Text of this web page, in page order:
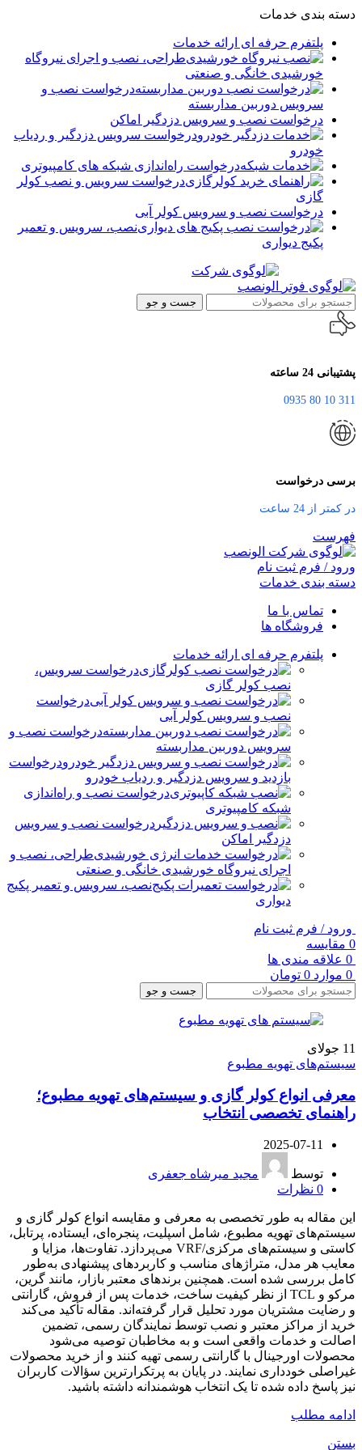
دسته بندی خدمات
پلتفرم حرفه ای ارائه خدمات
طراحی، نصب و اجرای نیروگاه
خورشیدی خانگی و صنعتی
درخواست نصب و
سرویس دوربین مداربسته
درخواست نصب و سرویس دزدگیر اماکن
درخواست سرویس دزدگیر و ردیاب
خودرو
درخواست راه‌اندازی شبکه های کامپیوتری
درخواست سرویس و نصب کولر
گازی
درخواست نصب و سرویس کولر آبی
نصب، سرویس و تعمیر
پکیج دیواری
جست و جو
پشتیبانی 24 ساعته
311 10 80 0935
برسی درخواست
در کمتر از 24 ساعت
فهرست
ورود / فرم ثبت نام
دسته بندی خدمات
تماس با ما
فروشگاه ها
پلتفرم حرفه ای ارائه خدمات
درخواست سرویس،
نصب کولر گازی
درخواست
نصب و سرویس کولر آبی
درخواست نصب و
سرویس دوربین مداربسته
درخواست
بازدید و سرویس دزدگیر و ردیاب خودرو
درخواست نصب و راه‌اندازی
شبکه کامپیوتری
درخواست نصب و سرویس
دزدگیر اماکن
طراحی، نصب و
اجرای نیروگاه خورشیدی خانگی و صنعتی
نصب، سرویس و تعمیر پکیج
دیواری
ورود / فرم ثبت نام
0 مقایسه
0 علاقه مندی ها
0 موارد 0 تومان
جست و جو
11 جولای
سیستم‌های تهویه مطبوع
معرفی انواع کولر گازی و سیستم‌های تهویه مطبوع؛
راهنمای تخصصی انتخاب
2025-07-11
توسط
مجید میرشاه جعفری
0 نظرات
این مقاله به طور تخصصی به معرفی و مقایسه انواع کولر گازی و
سیستم‌های تهویه مطبوع، شامل اسپلیت، پنجره‌ای، ایستاده، پرتابل،
کاستی و سیستم‌های مرکزی/VRF می‌پردازد. تفاوت‌ها، مزایا و
معایب هر مدل، متراژهای مناسب و کاربردهای پیشنهادی به‌طور
کامل بررسی شده است. همچنین برندهای معتبر بازار، مانند گرین،
مرکو و TCL از نظر کیفیت ساخت، خدمات پس از فروش، گارانتی
و رضایت مشتریان مورد تحلیل قرار گرفته‌اند. مقاله تأکید می‌کند
خرید از مراکز معتبر و نصب توسط نمایندگان رسمی، تضمین
اصالت و خدمات واقعی است و به مخاطبان توصیه می‌شود
محصولات اورجینال با گارانتی رسمی تهیه کنند و از خرید محصولات
غیراصلی خودداری نمایند. در پایان به پرتکرارترین سؤالات کاربران
نیز پاسخ داده شده تا یک انتخاب هوشمندانه داشته باشید.
ادامه مطلب
بستن